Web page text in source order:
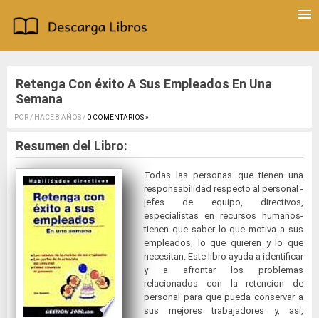
Retenga Con éxito A Sus Empleados En Una
Semana
POR / HACE 8 AÑOS / 0 COMENTARIOS ».
Resumen del Libro:
Todas las personas que tienen una
responsabilidad respecto al personal -
jefes de equipo, directivos,
especialistas en recursos humanos-
tienen que saber lo que motiva a sus
empleados, lo que quieren y lo que
necesitan. Este libro ayuda a identificar
y a afrontar los problemas
relacionados con la retencion de
personal para que pueda conservar a
sus mejores trabajadores y, asi,